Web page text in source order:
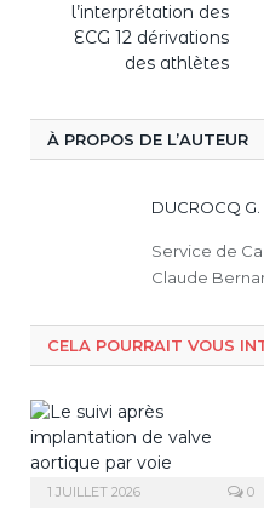
l’interprétation des
ECG 12 dérivations
des athlètes
À PROPOS DE L’AUTEUR
DUCROCQ G.
Service de
Claude
CELA POURRAIT VOUS
1 JUILLET 2026 0